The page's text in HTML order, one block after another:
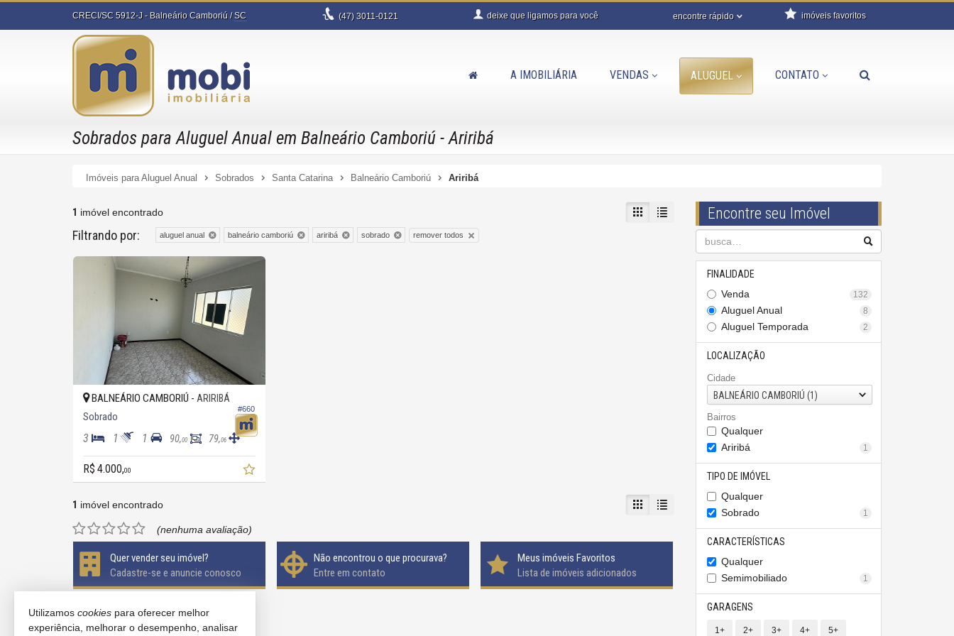
CRECI/SC 5912-J - Balneário Camboriú /SC (47)3011-0121 deixe que ligamos para você encontre rápido imóveis favoritos
A IMOBILIÁRIA VENDAS ALUGUEL CONTATO
Sobrados para Aluguel Anual em Balneário Camboriú - Ariribá
Imóveis para Aluguel Anual Sobrados Santa Catarina Balneário Camboriú Ariribá
Encontre seu Imóvel
FINALIDADE
Venda
132
Aluguel Anual 8
Aluguel Temporada 2
LOCALIZAÇÃO
Cidade
BALNEÁRIO CAMBORIÚ (1)
Bairros
Qualquer
Ariribá
1
TIPO DE IMÓVEL
Qualquer
Sobrado
1
CARACTERÍSTICAS
Qualquer
Semimobiliado
1
GARAGENS
1+ 2+ 3+ 4+ 5+
1 imóvel encontrado
Filtrando por: aluguel anual balneário camboriú ariribá sobrado remover todos
#660
BALNEÁRIO CAMBORIÚ - ARIRIBÁ
Sobrado
3 1 1 90,00 79,06
R$ 4.000,00
1 imóvel encontrado
(nenhuma avaliação)
Quer vender seu imóvel?
Cadastre-se e anuncie conosco
Não encontrou o que procurava?
Entre em contato
Meus imóveis Favoritos
Lista de imóveis adicionados
Utilizamos cookies para oferecer melhor
experiência, melhorar o desempenho, analisar